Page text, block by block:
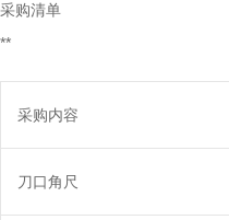
采购清单
**
采购内容
刀口角尺